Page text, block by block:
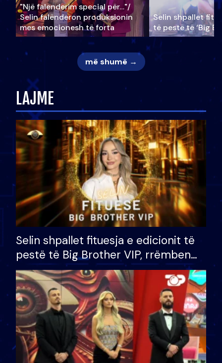
"Një falenderim special për…"/
Selin falënderon produksionin
mes emocionesh të forta
Selin shpallet
të pestë të ‘Big
më shumë →
LAJME
Selin shpallet fituesja e edicionit të
pestë të Big Brother VIP, rrëmben
çmimin e madh prej 100 mijë eurosh